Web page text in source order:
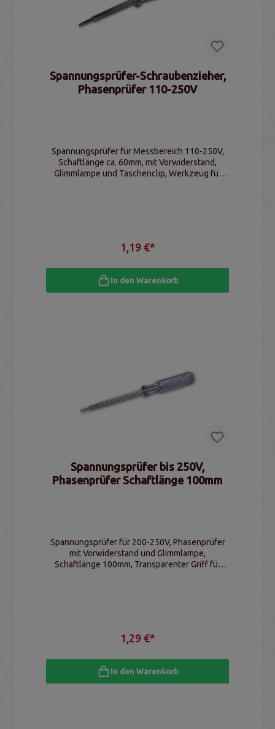
Spannungsprüfer-Schraubenzieher,
Phasenprüfer 110-250V
Spannungsprüfer für Messbereich 110-250V,
Schaftlänge ca. 60mm, mit Vorwiderstand,
Glimmlampe und Taschenclip, Werkzeug für
1,19 €*
In den Warenkorb
Spannungsprüfer bis 250V,
Phasenprüfer Schaftlänge 100mm
Spannungsprüfer für 200-250V, Phasenprüfer
mit Vorwiderstand und Glimmlampe,
Schaftlänge 100mm, Transparenter Griff für
1,29 €*
In den Warenkorb